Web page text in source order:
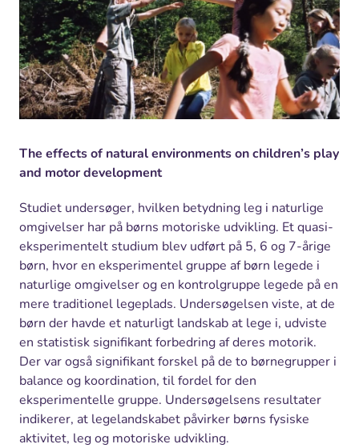
The effects of natural environments on children’s play
and motor development
Studiet undersøger, hvilken betydning leg i naturlige
omgivelser har på børns motoriske udvikling. Et quasi-
eksperimentelt studium blev udført på 5, 6 og 7-årige
børn, hvor en eksperimentel gruppe af børn legede i
naturlige omgivelser og en kontrolgruppe legede på en
mere traditionel legeplads. Undersøgelsen viste, at de
børn der havde et naturligt landskab at lege i, udviste
en statistisk signifikant forbedring af deres motorik.
Der var også signifikant forskel på de to børnegrupper i
balance og koordination, til fordel for den
eksperimentelle gruppe. Undersøgelsens resultater
indikerer, at legelandskabet påvirker børns fysiske
aktivitet, leg og motoriske udvikling.